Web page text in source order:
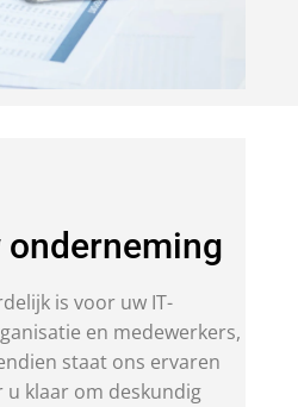
is voor uw IT-
en medewerkers,
staat ons ervaren
klaar om deskundig